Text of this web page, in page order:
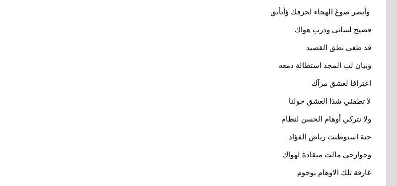
وأبصر صوغ الهجاء لحرفك ؤأتأنق
فصيح لساني ودرب هواك
قد طغى نطق القصيد
وبيان لب المجد استطالة دمعه
اعترافا لعشق مرآك
لا تطفئي شذا العشق حولنا
ولا تتركي أوهام الحسن لنظام
جنة استوطنت رياض الفؤاد
وجوارحي مالت منقادة لهواك
غارقة تلك الاوهام بوجوم